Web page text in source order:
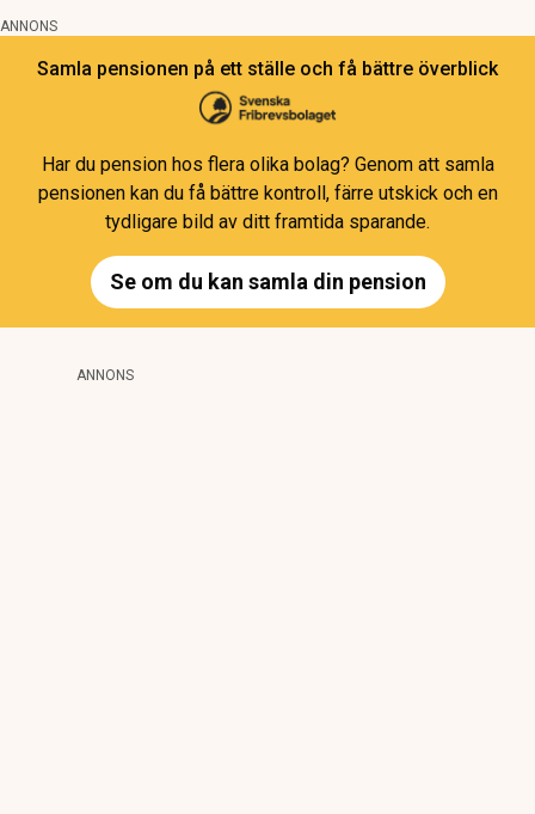
ANNONS
Samla pensionen på ett ställe och få bättre överblick
Har du pension hos flera olika bolag? Genom att samla
pensionen kan du få bättre kontroll, färre utskick och en
tydligare bild av ditt framtida sparande.
Se om du kan samla din pension
ANNONS